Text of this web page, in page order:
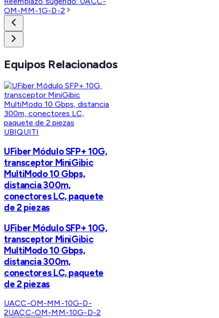
OM-MM-1G-D-2
Equipos Relacionados
UBIQUITI
UFiber Módulo SFP+ 10G,
transceptor MiniGibic
MultiModo 10 Gbps,
distancia 300m,
conectores LC, paquete
de 2 piezas
UFiber Módulo SFP+ 10G,
transceptor MiniGibic
MultiModo 10 Gbps,
distancia 300m,
conectores LC, paquete
de 2 piezas
UACC-OM-MM-10G-D-
2UACC-OM-MM-10G-D-2